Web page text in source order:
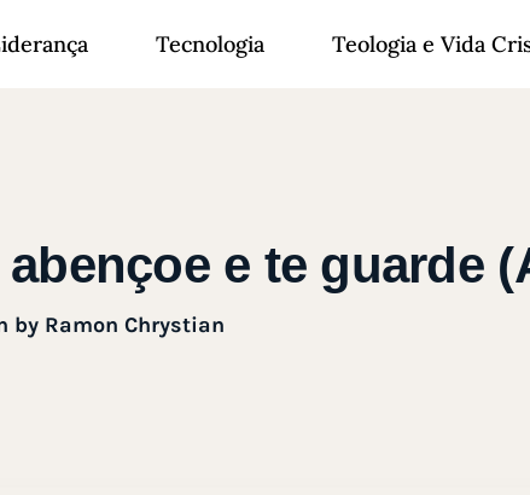
Tecnologia Teologia e Vida
e te guarde
byRamon Chrystian